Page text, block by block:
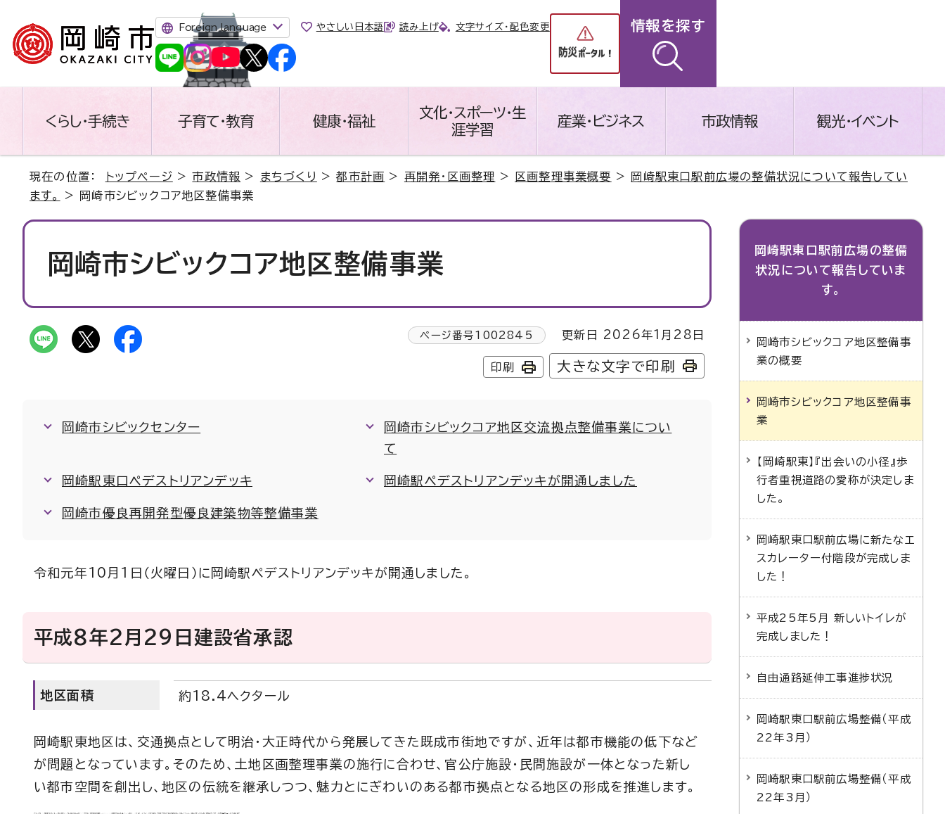
Foreign language やさしい日本語 読み上げ 文字サイズ・配色変更 情報を探す
くらし・手続き 子育て・教育 健康・福祉
文化・スポーツ・生
涯学習
産業・ビジネス 市政情報 観光・イベント
現在の位置： トップページ >市政情報 > まちづくり >都市計画 > 再開発・区画整理 > 区画整理事業概要 >
岡崎駅東口駅前広場の整備状況について報告してい
ます。
> 岡崎市シビックコア地区整備事業
岡崎市シビックコア地区整備事業
ページ番号 1002845 更新日 2026年1月28日
印刷 大きな文字で印刷
岡崎市シビックセンター
岡崎市シビックコア地区交流拠点整備事業につい
て
岡崎駅東口ペデストリアンデッキ 岡崎駅ペデストリアンデッキが開通しました
岡崎市優良再開発型優良建築物等整備事業
令和元年10月1日（火曜日）に岡崎駅ペデストリアンデッキが開通しました。
平成8年2月29日建設省承認
地区面積 約18.4ヘクタール
岡崎駅東地区は、交通拠点として明治・大正時代から発展してきた既成市街地ですが、近年は都市機能の低下など
が問題となっています。そのため、土地区画整理事業の施行に合わせ、官公庁施設・民間施設が一体となった新し
い都市空間を創出し、地区の伝統を継承しつつ、魅力とにぎわいのある都市拠点となる地区の形成を推進します。
岡崎駅東口駅前広場の整備
状況について報告していま
す。
岡崎市シビックコア地区整備事
業の概要
岡崎市シビックコア地区整備事
業
【岡崎駅東】『出会いの小径』歩
行者重視道路の愛称が決定しま
した。
岡崎駅東口駅前広場に新たなエ
スカレーター付階段が完成しま
した！
平成25年5月 新しいトイレが
完成しました！
自由通路延伸工事進捗状況
岡崎駅東口駅前広場整備（平成
22年3月）
岡崎駅東口駅前広場整備（平成
22年3月）